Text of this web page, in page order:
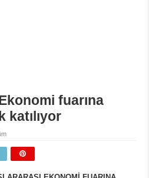
fuarına
katılıyor